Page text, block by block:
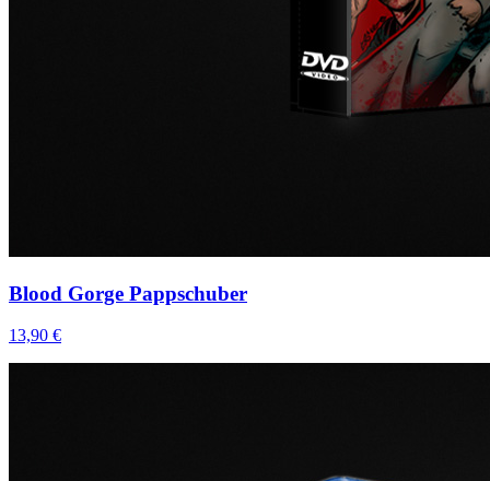
Blood Gorge Pappschuber
13,90 €